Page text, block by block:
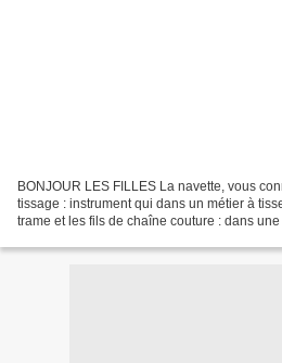
BONJOUR LES FILLES La navette, vous
tissage : instrument qui dans un métier à
trame et les fils de chaîne couture : dans